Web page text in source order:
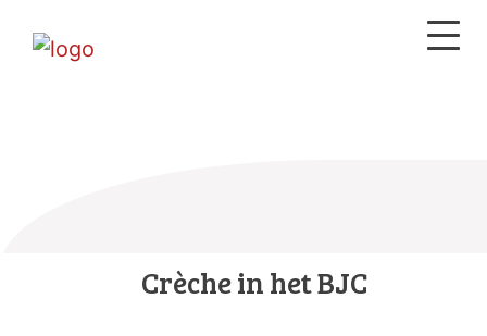
Crèche in het BJC